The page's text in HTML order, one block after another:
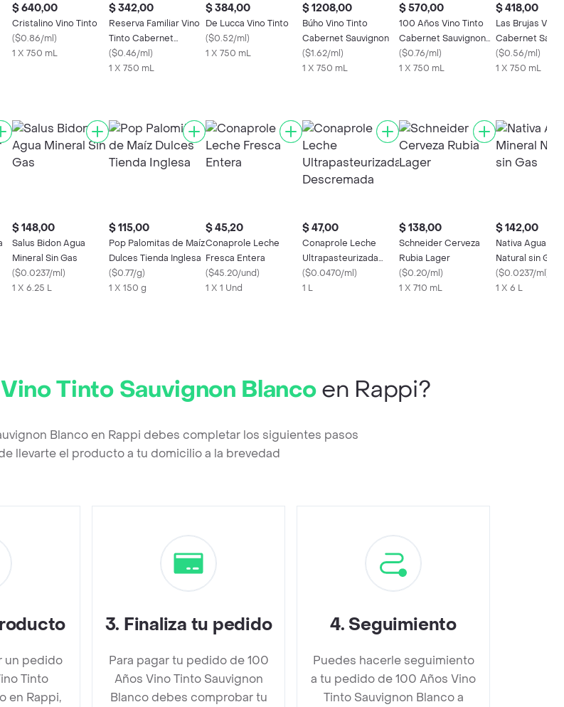
$ 640,00
Cristalino Vino Tinto
($0.86/ml)
1 X 750 mL
$ 342,00
Reserva Familiar Vino
Tinto Cabernet
Sauvignon
($0.46/ml)
1 X 750 mL
$ 384,00
De Lucca Vino Tinto
($0.52/ml)
1 X 750 mL
$ 1208,00
Búho Vino Tinto
Cabernet Sauvignon
($1.62/ml)
1 X 750 mL
$ 570,00
100 Años Vino Tinto
Cabernet Sauvignon
Reserva Familiar
($0.76/ml)
1 X 750 mL
$ 418,00
Las Brujas Vino
Cabernet
($0.56/ml)
1 X 750 mL
$ 148,00
Salus Bidon Agua
Mineral Sin Gas
($0.0237/ml)
1 X 6.25 L
$ 115,00
Pop Palomitas de Maíz
Dulces Tienda Inglesa
($0.77/g)
1 X 150 g
$ 45,20
Conaprole Leche
Fresca Entera
($45.20/und)
1 X 1 Und
$ 47,00
Conaprole Leche
Ultrapasteurizada
Descremada
($0.0470/ml)
1 L
$ 138,00
Schneider Cerveza
Rubia Lager
($0.20/ml)
1 X 710 mL
$ 142,00
Nativa Agua
Natural sin Gas
($0.0237/ml)
1 X 6 L
Tinto Sauvignon Blancoen Rappi?
Blanco en Rappi debes completar los siguientes pasos
llevarte el producto a tu domicilio a la brevedad
un pedido
Tinto
en Rappi,
3. Finaliza tu pedido
Para pagar tu pedido de 100
Años Vino Tinto Sauvignon
Blanco debes comprobar tu
4. Seguimiento
Puedes hacerle seguimiento
a tu pedido de 100 Años Vino
Tinto Sauvignon Blanco a